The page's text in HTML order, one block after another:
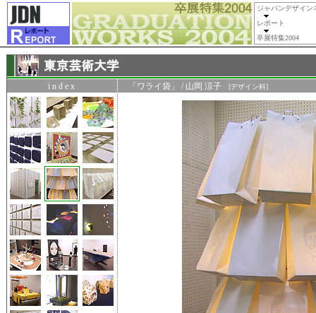
ジャパンデザイン
レポート
卒展特集2004
i n d e x 「ワライ袋」 / 山岡 涼子 [デザイン科]